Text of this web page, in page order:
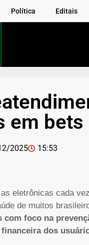
Política Editais
em bets
2025 15:53
eletrônicas cada
de muitos
com foco na
dos